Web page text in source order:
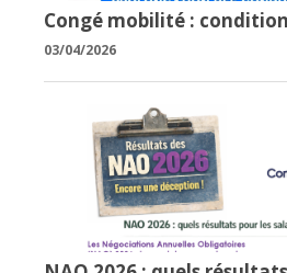
Congé mobilité :
03/04/2026